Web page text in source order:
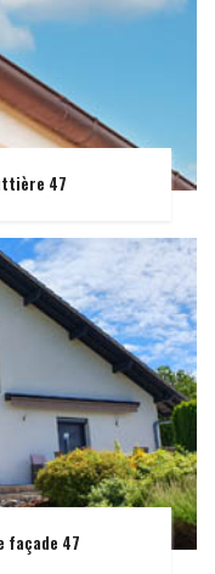
47
façade 47